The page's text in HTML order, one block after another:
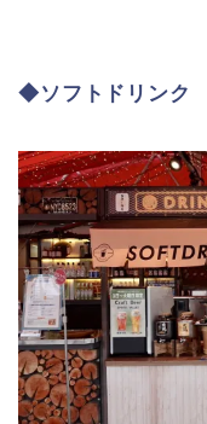
◆ソフトドリンク